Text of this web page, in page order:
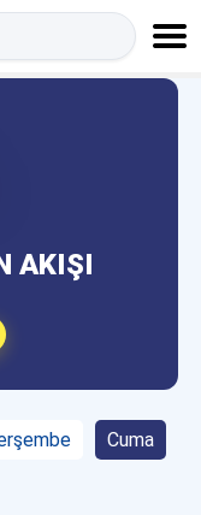
AKIŞI
Cuma